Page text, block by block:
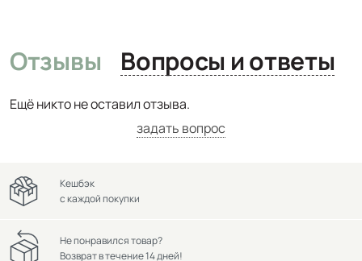
Отзывы Вопросы и ответы
Ещё никто не оставил отзыва.
задать вопрос
Кешбэк
с каждой покупки
Не понравился товар?
Возврат в течение 14 дней!